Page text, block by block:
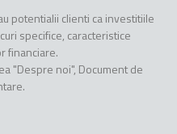
potentialii clienti ca investitiile
specifice, caracteristice
financiare.
"Despre noi", Document de